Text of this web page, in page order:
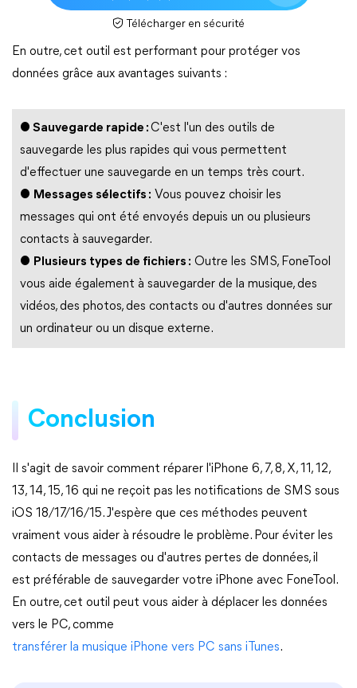
Télécharger en sécurité
En outre, cet outil est performant pour protéger vos
données grâce aux avantages suivants :
● Sauvegarde rapide :C'est l'un des outils de
sauvegarde les plus rapides qui vous permettent
d'effectuer une sauvegarde en un temps très court.
● Messages sélectifs : Vous pouvez choisir les
messages qui ont été envoyés depuis un ou plusieurs
contacts à sauvegarder.
● Plusieurs types de fichiers : Outre les SMS, FoneTool
vous aide également à sauvegarder de la musique, des
vidéos, des photos, des contacts ou d'autres données sur
un ordinateur ou un disque externe.
Conclusion
Il s'agit de savoir comment réparer l'iPhone 6, 7, 8, X, 11, 12,
13, 14, 15, 16 qui ne reçoit pas les notifications de SMS sous
iOS 18/17/16/15. J'espère que ces méthodes peuvent
vraiment vous aider à résoudre le problème. Pour éviter les
contacts de messages ou d'autres pertes de données, il
est préférable de sauvegarder votre iPhone avec FoneTool.
En outre, cet outil peut vous aider à déplacer les données
vers le PC, comme
transférer la musique iPhone vers PC sans iTunes.